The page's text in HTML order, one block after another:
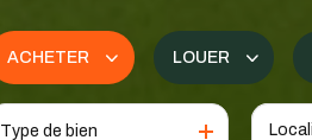
ACHETER
De l'ancien
LOUER
à l'année
Type de bien